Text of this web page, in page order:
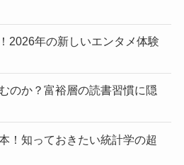
2026年の新しいエンタメ体験
のか？富裕層の読書習慣に隠
！知っておきたい統計学の超